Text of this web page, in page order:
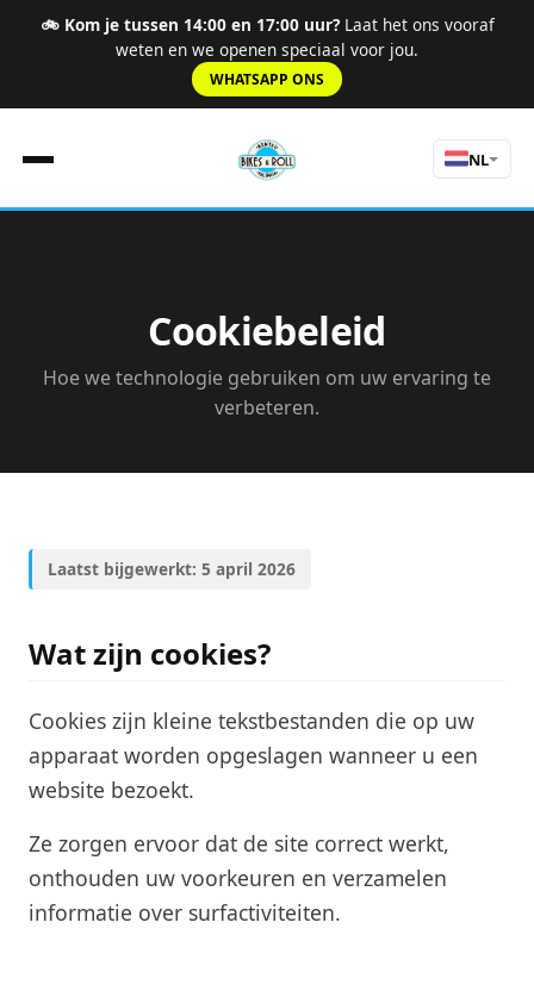
🚲 Kom je tussen 14:00 en 17:00 uur?Laat het ons vooraf
weten en we openen speciaal voor jou.
WHATSAPP ONS
Routes
nav.tours
NL
Cookiebeleid
Hoe we technologie gebruiken om uw ervaring te
verbeteren.
Laatst bijgewerkt: 5 april 2026
Wat zijn cookies?
Cookies zijn kleine tekstbestanden die op uw
apparaat worden opgeslagen wanneer u een
website bezoekt.
Ze zorgen ervoor dat de site correct werkt,
onthouden uw voorkeuren en verzamelen
informatie over surfactiviteiten.